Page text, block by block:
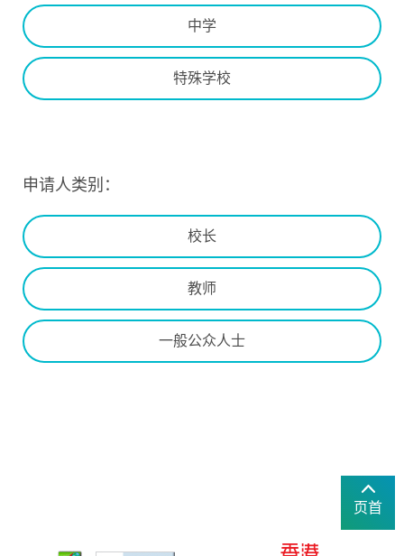
中学
特殊学校
申请人类别：
校长
教师
一般公众人士
页首